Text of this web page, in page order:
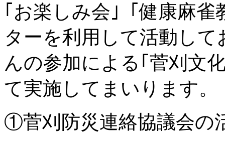
｢お楽しみ会｣「健康麻
ターを利用して活動し
んの参加による｢菅刈文
て実施してまいります。
①菅刈防災連絡協議会の